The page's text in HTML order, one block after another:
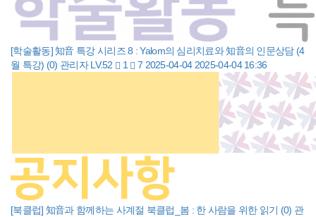
[학술활동] 知音 특강 시리즈 8 : Yalom의 심리치료와 知音의 인문상담 (4
월 특강) (0) 관리자 LV.52 1 7 2025-04-04 2025-04-04 16:36
[북클럽] 知音과 함께하는 사계절 북클럽_봄 : 한 사람을 위한 읽기 (0) 관